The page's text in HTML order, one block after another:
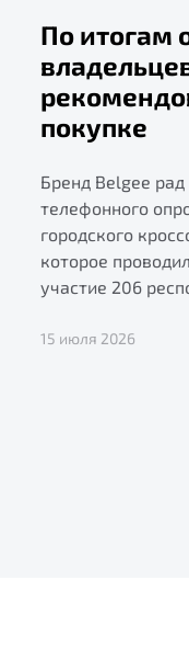
По итогам
покупке
Бренд Belgee рад
телефонного
городского
которое
участие 206
15 июля 2026